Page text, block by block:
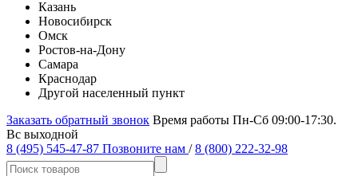
Казань
Новосибирск
Омск
Ростов-на-Дону
Самара
Краснодар
Другой населенный пункт
Заказать обратный звонок Время работы Пн-Сб 09:00-17:30.
Вс выходной
8 (495) 545-47-87 Позвоните нам / 8 (800) 222-32-98